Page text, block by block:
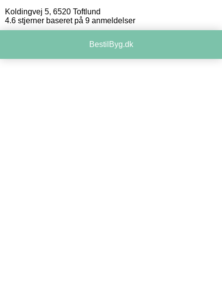
Koldingvej 5, 6520 Toftlund
4.6 stjerner baseret på 9 anmeldelser
BestilByg.dk